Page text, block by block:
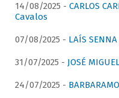
14/08/2025 - CARLOS
Cavalos
07/08/2025 - LAÍS
31/07/2025 - JOSÉ
24/07/2025 -